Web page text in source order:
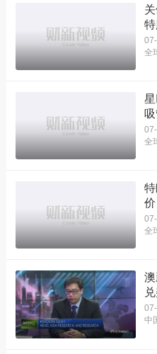
全
全
价
全
中